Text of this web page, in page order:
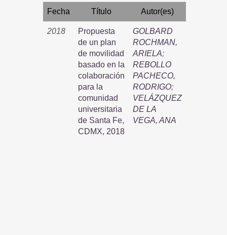
Fecha Título Autor(es)
2018
Propuesta
de un plan
de movilidad
basado en la
colaboración
para la
comunidad
universitaria
de Santa Fe,
CDMX, 2018
GOLBARD
ROCHMAN,
ARIELA;
REBOLLO
PACHECO,
RODRIGO;
VELÁZQUEZ
DE LA
VEGA, ANA